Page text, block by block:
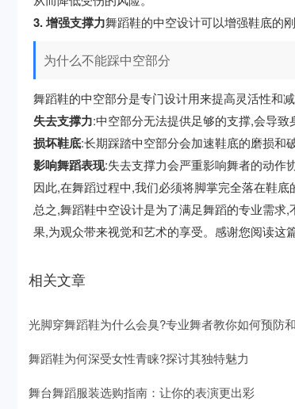
3. 增强支撑力舞蹈鞋的中空设计可以增强鞋底的
为什么不能踩中空部分
舞蹈鞋的中空部分是专门设计用来提高灵活性和
失去支撑力:中空部分无法提供足够的支撑,会导致
损坏鞋底:长期踩踏中空部分会加速鞋底的磨损和
影响舞蹈表现:失去支撑力会严重影响舞者的动作
因此,在舞蹈过程中,我们必须将脚掌完全落在鞋
总之,舞蹈鞋中空设计是为了满足舞蹈的专业需
果,为观众带来视觉和艺术的享受。感谢您阅读这
相关文章
光脚穿舞蹈鞋为什么会臭?专业舞者教你如何预防
舞蹈鞋为何深受女性青睐?探讨其独特魅力
舞台舞蹈服装选购指南：让你的表演更出彩